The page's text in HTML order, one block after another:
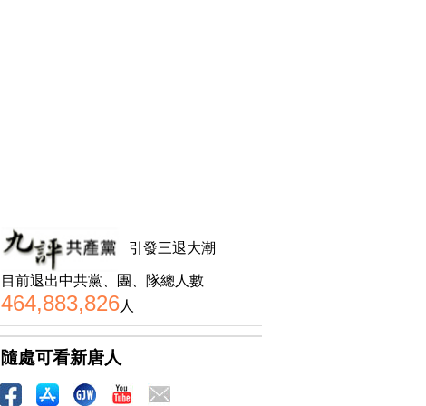
引發三退大潮
目前退出中共黨、團、隊總人數
464,883,826人
隨處可看新唐人